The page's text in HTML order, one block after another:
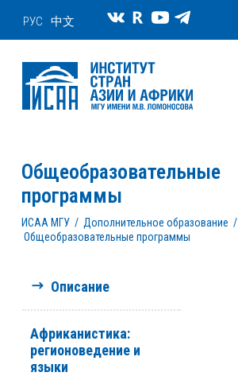
РУС 中文
Общеобразовательные
программы
ИСАА МГУ / Дополнительное образование /
Общеобразовательные программы
Описание
Африканистика:
регионоведение и
языки